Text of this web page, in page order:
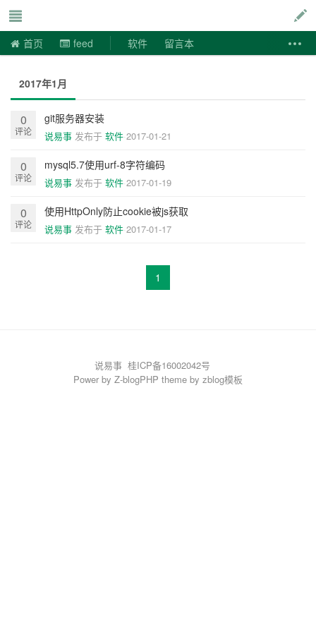
首页 feed 软件 留言本
2017年1月
0
评论
git服务器安装
说易事 发布于 软件 2017-01-21
0
评论
mysql5.7使用urf-8字符编码
说易事 发布于 软件 2017-01-19
0
评论
使用HttpOnly防止cookie被js获取
说易事 发布于 软件 2017-01-17
1
说易事 桂ICP备16002042号
Power by Z-blogPHP theme by zblog模板